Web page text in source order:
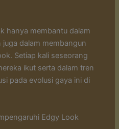
hanya membantu dalam
dalam membangun
Setiap kali seseorang
ikut serta dalam tren
pada evolusi gaya ini di
Edgy Look